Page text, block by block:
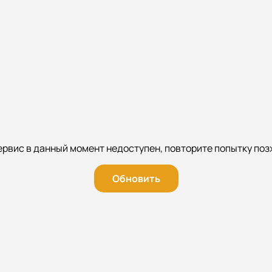
в данный момент недоступен, повторите попытку
Обновить